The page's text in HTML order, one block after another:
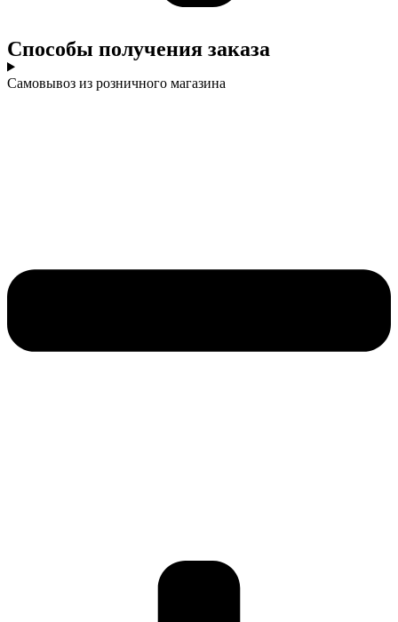
Cпособы получения заказа
Самовывоз из розничного магазина